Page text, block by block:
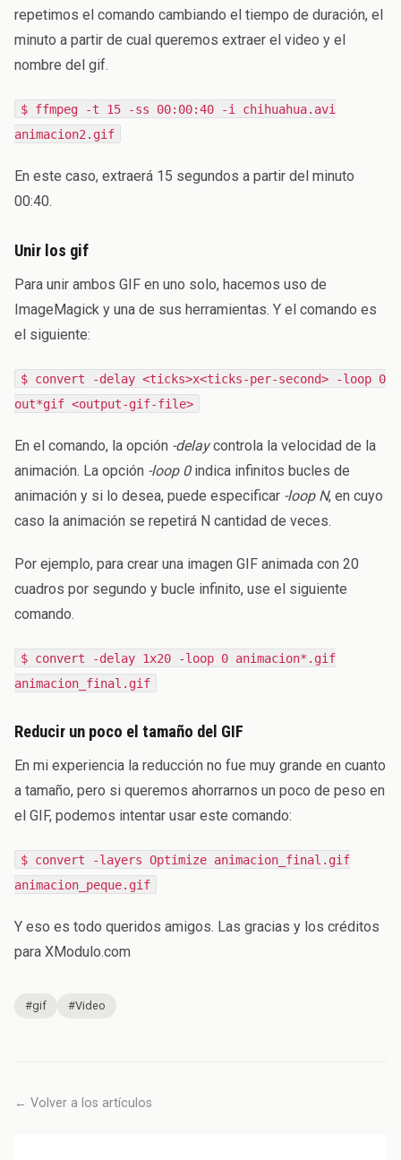
repetimos el comando cambiando el tiempo de duración, el
minuto a partir de cual queremos extraer el video y el
nombre del gif.
$ ffmpeg -t 15 -ss 00:00:40 -i chihuahua.avi
animacion2.gif
En este caso, extraerá 15 segundos a partir del minuto
00:40.
Unir los gif
Para unir ambos GIF en uno solo, hacemos uso de
ImageMagick y una de sus herramientas. Y el comando es
el siguiente:
$ convert -delay <ticks>x<ticks-per-second> -loop 0
out*gif <output-gif-file>
En el comando, la opción -delaycontrola la velocidad de la
animación. La opción -loop 0indica infinitos bucles de
animación y si lo desea, puede especificar -loop N, en cuyo
caso la animación se repetirá N cantidad de veces.
Por ejemplo, para crear una imagen GIF animada con 20
cuadros por segundo y bucle infinito, use el siguiente
comando.
$ convert -delay 1x20 -loop 0 animacion*.gif
animacion_final.gif
Reducir un poco el tamaño del GIF
En mi experiencia la reducción no fue muy grande en cuanto
a tamaño, pero si queremos ahorrarnos un poco de peso en
el GIF, podemos intentar usar este comando:
$ convert -layers Optimize animacion_final.gif
animacion_peque.gif
Y eso es todo queridos amigos. Las gracias y los créditos
para XModulo.com
#gif #Video
← Volver a los artículos